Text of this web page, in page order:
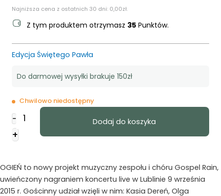
Najniższa cena z ostatnich 30 dni: 0,00zł.
Z tym produktem otrzymasz 35 Punktów.
Edycja Świętego Pawła
Do darmowej wysyłki brakuje 150zł
Chwilowo niedostępny
-
ilość
Ogień
-
+
Dodaj do koszyka
OGIEŃ to nowy projekt muzyczny zespołu i chóru Gospel Rain,
uwieńczony nagraniem koncertu live w Lublinie 9 września
2015 r. Gościnny udział wzięli w nim: Kasia Dereń, Olga